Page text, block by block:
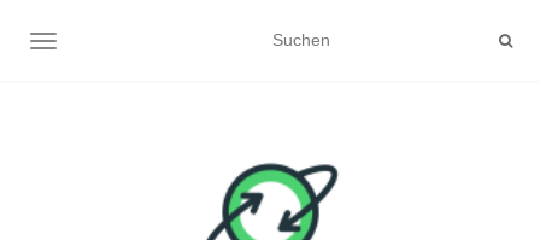
NAVIGATION UMSCHALTEN